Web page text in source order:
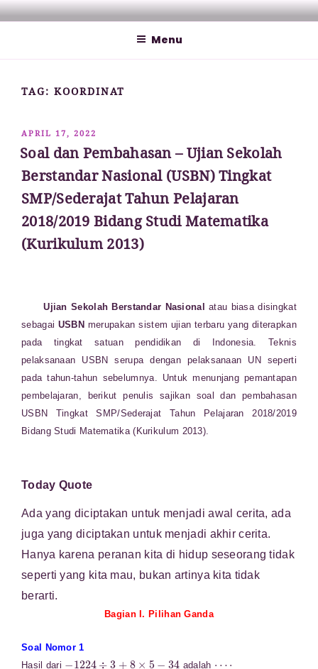
Lompat
ke MATHCYBER1997
Menu
TAG: KOORDINAT
DIPOSKAN
PADA
APRIL 17, 2022
Soal dan Pembahasan – Ujian Sekolah
Berstandar Nasional (USBN) Tingkat
SMP/Sederajat Tahun Pelajaran
2018/2019 Bidang Studi Matematika
(Kurikulum 2013)
Ujian Sekolah Berstandar Nasional
atau biasa disingkat
sebagai USBN merupakan sistem ujian terbaru yang diterapkan
pada tingkat satuan pendidikan di Indonesia. Teknis
pelaksanaan USBN serupa dengan pelaksanaan UN seperti
pada tahun-tahun sebelumnya. Untuk menunjang pemantapan
pembelajaran, berikut penulis sajikan soal dan pembahasan
USBN Tingkat SMP/Sederajat Tahun Pelajaran 2018/2019
Bidang Studi Matematika (Kurikulum 2013).
Today Quote
Ada yang diciptakan untuk menjadi awal cerita, ada
juga yang diciptakan untuk menjadi akhir cerita.
Hanya karena peranan kita di hidup seseorang tidak
seperti yang kita mau, bukan artinya kita tidak
berarti.
Bagian I. Pilihan Ganda
Soal Nomor 1
Hasil dari
1224 3+ ×5 34
adalah